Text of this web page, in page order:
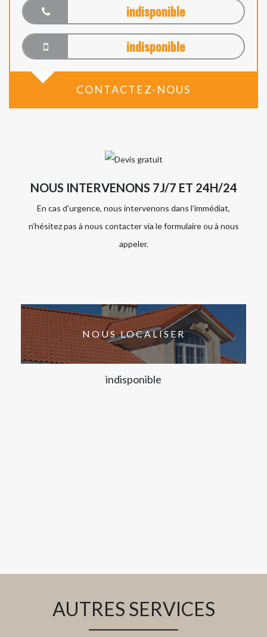
indisponible
indisponible
CONTACTEZ-NOUS
NOUS INTERVENONS 7J/7 ET 24H/24
En cas d’urgence, nous intervenons dans l’immédiat,
n’hésitez pas à nous contacter via le formulaire ou à nous
appeler.
NOUS LOCALISER
indisponible
AUTRES SERVICES